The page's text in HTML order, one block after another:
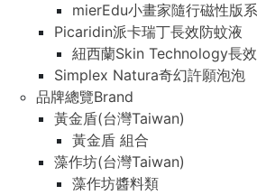
mierEdu小畫家隨行磁性版
Picaridin派卡瑞丁長效防蚊液
紐西蘭Skin Technology長
Simplex Natura奇幻許願泡泡
品牌總覽Brand
黃金盾(台灣Taiwan)
黃金盾 組合
藻作坊(台灣Taiwan)
藻作坊醬料類